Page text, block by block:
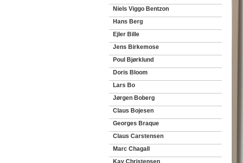
Niels Viggo Bentzon
Hans Berg
Ejler Bille
Jens Birkemose
Poul Bjørklund
Doris Bloom
Lars Bo
Jørgen Boberg
Claus Bojesen
Georges Braque
Claus Carstensen
Marc Chagall
Kay Christensen